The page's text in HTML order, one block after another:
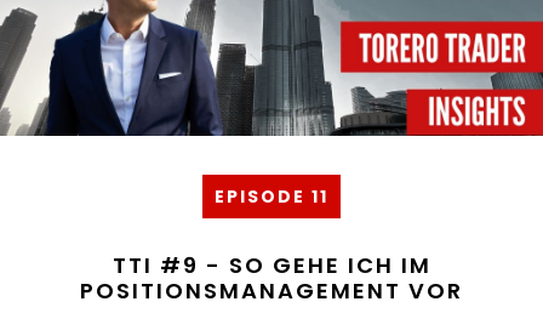
EPISODE 11
TTI #9 - SO GEHE ICH IM
POSITIONSMANAGEMENT VOR